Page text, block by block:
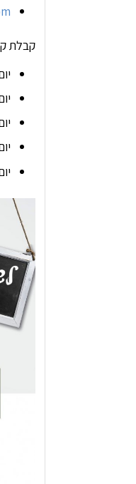
קבלת
יום
יום
יום
יום